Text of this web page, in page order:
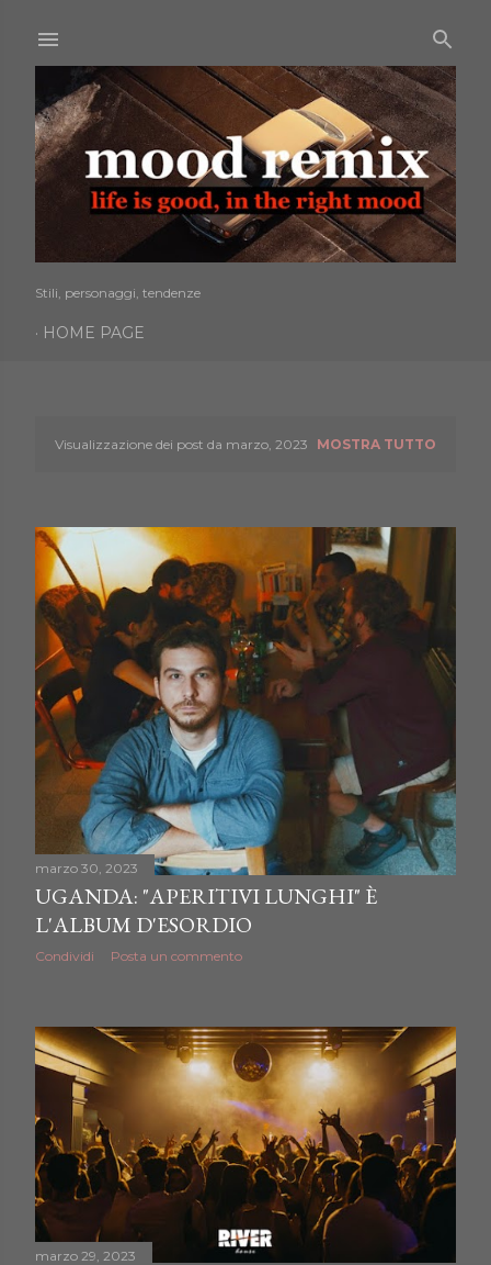
Stili, personaggi, tendenze
HOME PAGE
s
t
Visualizzazione dei post da marzo, 2023 MOSTRA TUTTO
marzo 30, 2023
UGANDA: "APERITIVI LUNGHI" È
L'ALBUM D'ESORDIO
Condividi Posta un commento
marzo 29, 2023